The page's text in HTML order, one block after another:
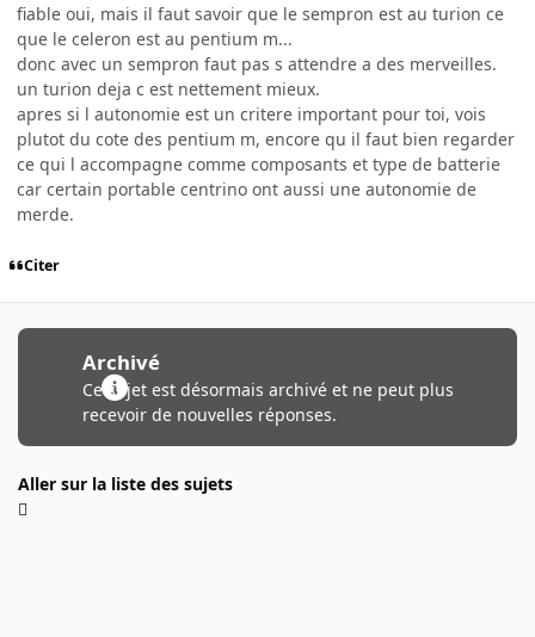
fiable oui, mais il faut savoir que le sempron est au turion ce
que le celeron est au pentium m...
donc avec un sempron faut pas s attendre a des merveilles.
un turion deja c est nettement mieux.
apres si l autonomie est un critere important pour toi, vois
plutot du cote des pentium m, encore qu il faut bien regarder
ce qui l accompagne comme composants et type de batterie
car certain portable centrino ont aussi une autonomie de
merde.
Citer
Archivé
Ce sujet est désormais archivé et ne peut plus
recevoir de nouvelles réponses.
Aller sur la liste des sujets